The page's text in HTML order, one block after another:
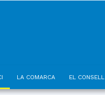
LA COMARCA EL CONSELL